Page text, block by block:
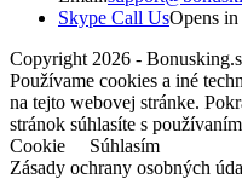
Skype Call UsOpens
Copyright 2026 -
Používame cookies a iné
na tejto webovej stránke.
stránok súhlasíte s
Cookie
Súhlasím
Zásady ochrany osobných